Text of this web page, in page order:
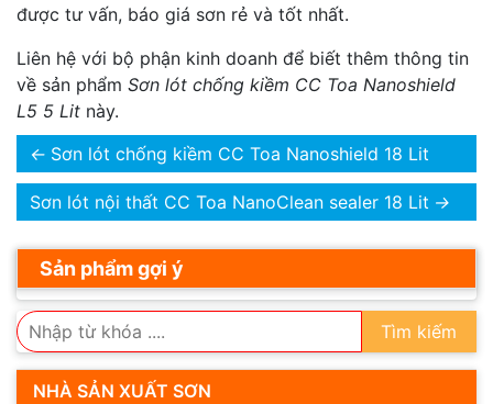
được tư vấn, báo giá sơn rẻ và tốt nhất.
Liên hệ với bộ phận kinh doanh để biết thêm thông tin
về sản phẩm Sơn lót chống kiềm CC Toa Nanoshield
L5 5 Lit này.
← Sơn lót chống kiềm CC Toa Nanoshield 18 Lit
Sơn lót nội thất CC Toa NanoClean sealer 18 Lit →
Sản phẩm gợi ý
Tìm kiếm
NHÀ SẢN XUẤT SƠN